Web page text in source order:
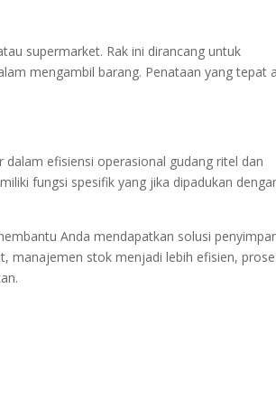
supermarket. Rak ini dirancang untuk
mengambil barang. Penataan yang tepat
efisiensi operasional gudang ritel dan
fungsi spesifik yang jika dipadukan
Anda mendapatkan solusi
manajemen stok menjadi lebih efisien,